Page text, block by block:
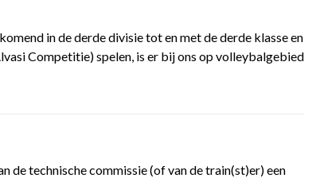
in de derde divisie tot en met de derde klasse en
Competitie) spelen, is er bij ons op volleybalgebied
de technische commissie (of van de train(st)er) een